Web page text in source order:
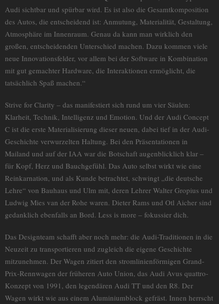
Audi sichtbar und spürbar wird. Es ist also die Gesamtkomposition
des Autos, die entscheidend ist: Anmutung, Materialität, Gestaltung,
Atmosphäre im Innenraum. Genau da kann man wirklich den
großen, entscheidenden Unterschied machen. Dazu kommen viele
neue Innovationsfelder, vor allem bei der Software in Kombination
mit gut gemachter Hardware, die Interaktionen ermöglicht, die
tatsächlich Spaß machen.“
Strive for Clarity – das manifestiert sich rund um vier Säulen:
Klarheit, Technik, Intelligenz und Emotion. Und der Audi Concept
C ist die erste Materialisierung dieser neuen, dabei tief in der Audi-
Geschichte verwurzelten Haltung. Bei den Präsentationen in
Mailand und auf der IAA war die Botschaft augenblicklich klar –
für Kopf, Herz und Bauchgefühl. Das Auto selbst wirkt wie eine
Reinkarnation, und als Kunde betrachtet, schwingt „die deutsche
Lehre“ von Bauhaus und Ulm mit, deren Lehrer Walter Gropius und
Ludwig Mies van der Rohe waren. Dieter Rams und Otl Aicher sind
gedanklich ebenfalls an Bord. Less is more – fokussier dich.
Das Designteam schafft aber noch mehr: die Audi-Traditionen in die
Neuzeit zu transportieren und zugleich die eigene Geschichte
mitzunehmen. Der Wagen zitiert den stromlinienförmigen Grand-
Prix-Rennwagen der früheren Auto Union, das Audi Avus quattro-
Konzept von 1991, den legendären Audi TT und den R8. Der
Wagen wirkt wie aus einem Aluminiumblock gefräst. Innen herrscht